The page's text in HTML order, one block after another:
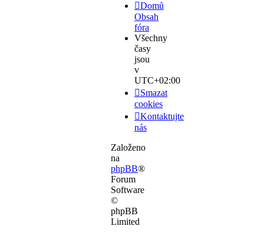
Domů
Obsah
fóra
Všechny
časy
jsou
v
UTC+02:00
Smazat
cookies
Kontaktujte
nás
Založeno
na
phpBB®
Forum
Software
©
phpBB
Limited